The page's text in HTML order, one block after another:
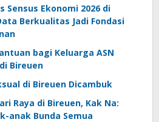
Sensus Ekonomi 2026 di
Berkualitas Jadi Fondasi
bagi Keluarga ASN
Bireuen
di Bireuen Dicambuk
Raya di Bireuen, Kak Na:
anak Bunda Semua